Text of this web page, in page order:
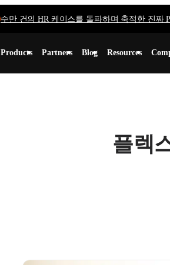
수만 건의 HR 케이스를 돌파하며 축적한 진짜
Products Partners Blog Resources
플렉